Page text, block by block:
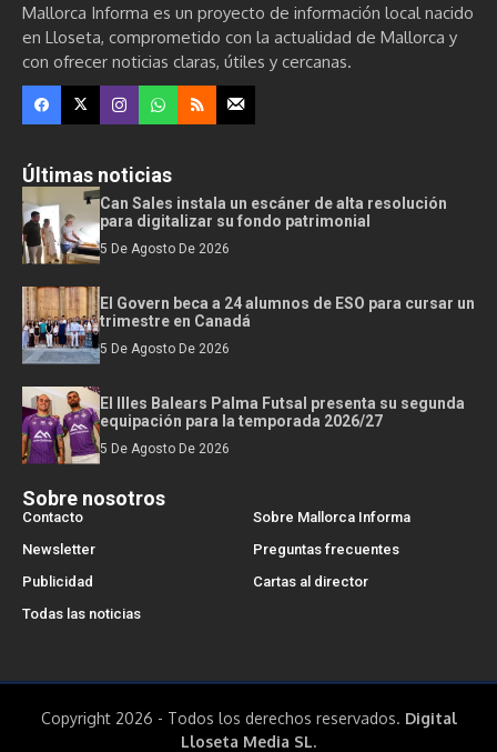
Mallorca Informa es un proyecto de información local nacido
en Lloseta, comprometido con la actualidad de Mallorca y
con ofrecer noticias claras, útiles y cercanas.
Últimas noticias
Can Sales instala un escáner de alta resolución
para digitalizar su fondo patrimonial
5 De Agosto De 2026
El Govern beca a 24 alumnos de ESO para cursar un
trimestre en Canadá
5 De Agosto De 2026
El Illes Balears Palma Futsal presenta su segunda
equipación para la temporada 2026/27
5 De Agosto De 2026
Sobre nosotros
Contacto
Sobre Mallorca Informa
Newsletter
Preguntas frecuentes
Publicidad
Cartas al director
Todas las noticias
Copyright 2026 - Todos los derechos reservados. Digital
Lloseta Media SL.